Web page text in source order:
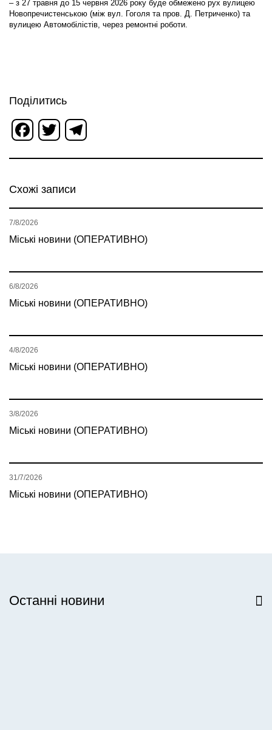
– з 27 травня до 15 червня 2026 року буде обмежено рух вулицею
Новопречистенською (між вул. Гоголя та пров. Д. Петриченко) та
вулицею Автомобілістів, через ремонтні роботи.
Поділитись
Facebook
Twitter
Схожі записи
Міські новини (ОПЕРАТИВНО)
7/8/2026
Міські новини (ОПЕРАТИВНО)
6/8/2026
Міські новини (ОПЕРАТИВНО)
4/8/2026
Міські новини (ОПЕРАТИВНО)
3/8/2026
Міські новини (ОПЕРАТИВНО)
31/7/2026
Останні новини